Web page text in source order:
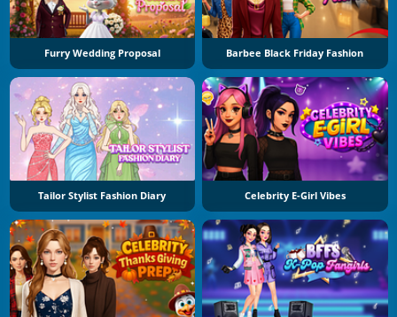
Furry Wedding Proposal Barbee Black Friday Fashion
Tailor Stylist Fashion Diary Celebrity E-Girl Vibes